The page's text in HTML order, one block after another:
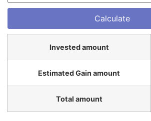
Invested amount
Estimated Gain amount
Total amount